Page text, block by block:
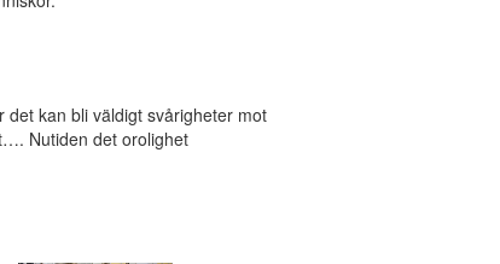
kan bli väldigt svårigheter mot
Nutiden det orolighet